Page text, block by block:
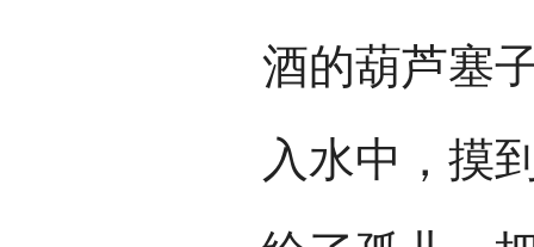
酒的葫芦塞
入水中，摸